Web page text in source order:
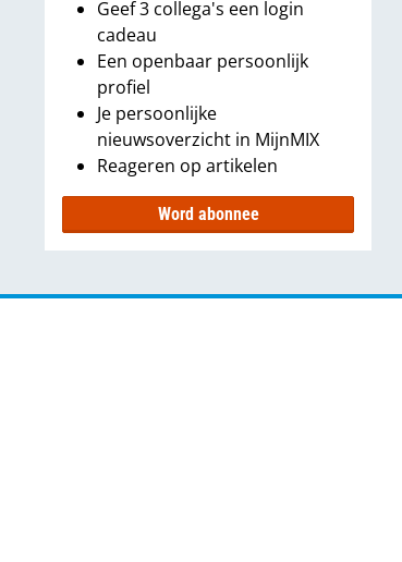
Geef 3 collega's een login
cadeau
Een openbaar persoonlijk
profiel
Je persoonlijke
nieuwsoverzicht in MijnMIX
Reageren op artikelen
Word abonnee